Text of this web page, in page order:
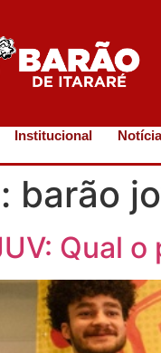
Institucional
barão
Qual